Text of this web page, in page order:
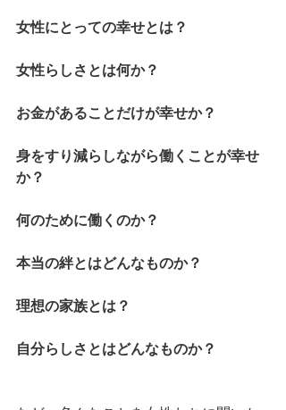
女性にとっての幸せとは？
女性らしさとは何か？
お金があることだけが幸せか？
身をすり減らしながら働くことが幸せ
か？
何のために働くのか？
本当の絆とはどんなものか？
理想の家族とは？
自分らしさとはどんなものか？